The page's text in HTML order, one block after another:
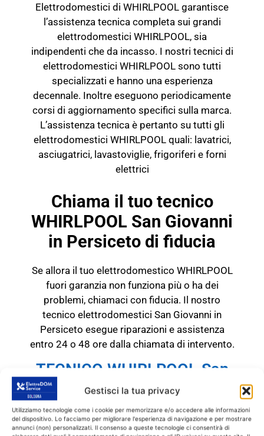
Gestisci la tua privacy
Utilizziamo tecnologie come i cookie per memorizzare e/o accedere alle informazioni
del dispositivo. Lo facciamo per migliorare l'esperienza di navigazione e per mostrare
annunci (non) personalizzati. Il consenso a queste tecnologie ci consentirà di
Elettrodomestici di WHIRLPOOL garantisce
l’assistenza tecnica completa sui grandi
elettrodomestici WHIRLPOOL, sia
indipendenti che da incasso. I nostri tecnici di
elettrodomestici WHIRLPOOL sono tutti
specializzati e hanno una esperienza
decennale. Inoltre eseguono periodicamente
corsi di aggiornamento specifici sulla marca.
L’assistenza tecnica è pertanto su tutti gli
elettrodomestici WHIRLPOOL quali: lavatrici,
asciugatrici, lavastoviglie, frigoriferi e forni
elettrici
Chiama il tuo tecnico
WHIRLPOOL San Giovanni
in Persiceto di fiducia
Se allora il tuo elettrodomestico WHIRLPOOL
fuori garanzia non funziona più o ha dei
problemi, chiamaci con fiducia. Il nostro
tecnico elettrodomestici San Giovanni in
Persiceto esegue riparazioni e assistenza
entro 24 o 48 ore dalla chiamata di intervento.
TECNICO WHIRLPOOL San
Giovanni in Persiceto
RICAMBI CON GARANZIA DI
1 ANNO